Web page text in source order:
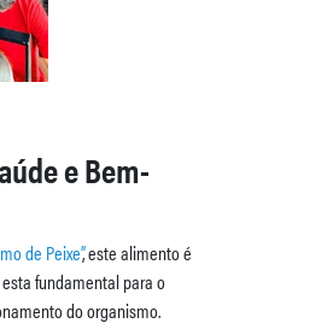
e Bem-
de Peixe”, este alimento é
fundamental para o
do organismo.